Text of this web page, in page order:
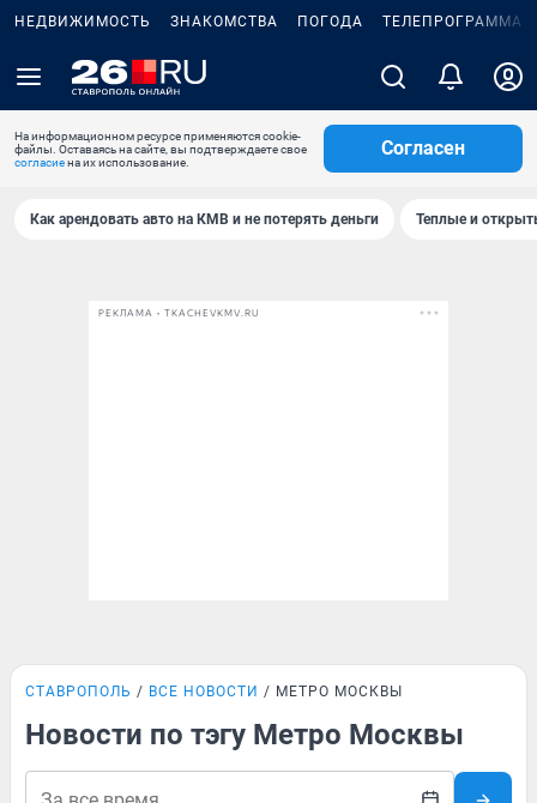
НЕДВИЖИМОСТЬ ЗНАКОМСТВА ПОГОДА ТЕЛЕПРОГРАММА
На информационном ресурсе применяются cookie-
файлы. Оставаясь на сайте, вы подтверждаете свое
согласиена их использование.
Согласен
Как арендовать авто на КМВ и не потерять деньги Теплые и
РЕКЛАМА • TKACHEVKMV.RU
СТАВРОПОЛЬ ВСЕ НОВОСТИ МЕТРО МОСКВЫ
Новости по тэгу Метро Москвы